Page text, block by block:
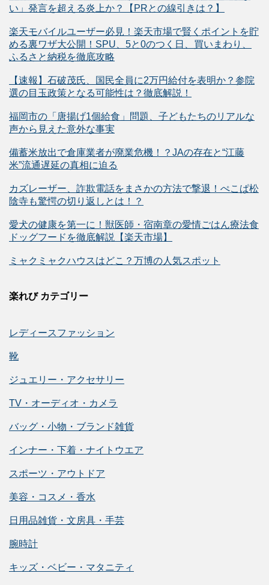
い」発言を超える炎上か？【PRとの線引きは？】
楽天モバイルユーザー必見！楽天市場で賢くポイントを貯
める裏ワザ大公開！SPU、5と0のつく日、買いまわり、
ふるさと納税を徹底攻略
【速報】石破茂氏、国民全員に2万円給付を表明か？参院
選の目玉政策となる可能性は？徹底解説！
福岡市の「唐揚げ1個給食」問題、子どもたちのリアルな
声から見えた意外な事実
備蓄米放出で倉庫業者が廃業危機！？JAの存在と“江藤
米”流通遅延の真相に迫る
カズレーザー、詐欺電話をまさかの方法で撃退！ぺこぱ松
陰寺も驚愕の切り返しとは！？
愛犬の健康を第一に！獣医師・宿南章の愛情ごはん療法食
ドッグフードを徹底解説【楽天市場】
ミャクミャクハウスはどこ？万博の人気スポット
楽れび カテゴリー
レディースファッション
靴
ジュエリー・アクセサリー
TV・オーディオ・カメラ
バッグ・小物・ブランド雑貨
インナー・下着・ナイトウエア
スポーツ・アウトドア
美容・コスメ・香水
日用品雑貨・文房具・手芸
腕時計
キッズ・ベビー・マタニティ